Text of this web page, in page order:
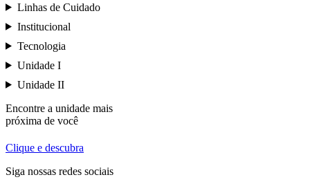
Linhas de Cuidado
Institucional
Tecnologia
Unidade I
Unidade II
Encontre a unidade mais
próxima de você
Clique e descubra
Siga nossas redes sociais